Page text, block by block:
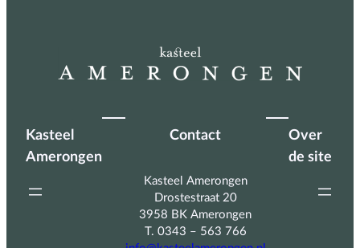
Kasteel
Amerongen
Contact
Kasteel Amerongen
Drostestraat 20
3958 BK Amerongen
T. 0343 – 563 766
Over
de site